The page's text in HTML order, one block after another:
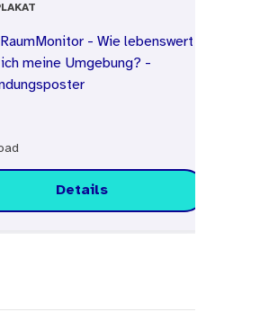
- Wie lebenswert
meine Umgebung? -
Details